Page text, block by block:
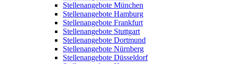
Stellenangebote München
Stellenangebote Hamburg
Stellenangebote Frankfurt
Stellenangebote Stuttgart
Stellenangebote Dortmund
Stellenangebote Nürnberg
Stellenangebote Düsseldorf